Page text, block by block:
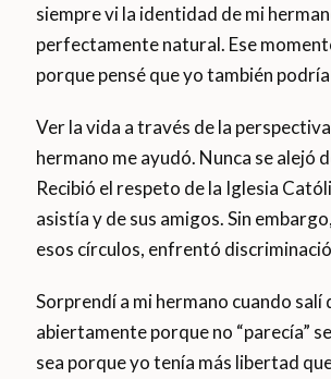
siempre vi la identidad de mi
perfectamente natural. Ese
porque pensé que yo también
Ver la vida a través de la
hermano me ayudó. Nunca se alejó
Recibió el respeto de la Iglesia
asistía y de sus amigos. Sin
esos círculos, enfrentó
Sorprendí a mi hermano cuando salí
abiertamente porque no “parecía”
sea porque yo tenía más libertad